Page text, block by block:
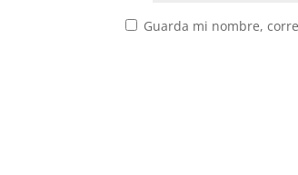
Guarda mi nombre,